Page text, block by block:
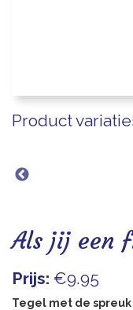
Product
Als jij een
Prijs: €9.95
Tegel met de spreuk